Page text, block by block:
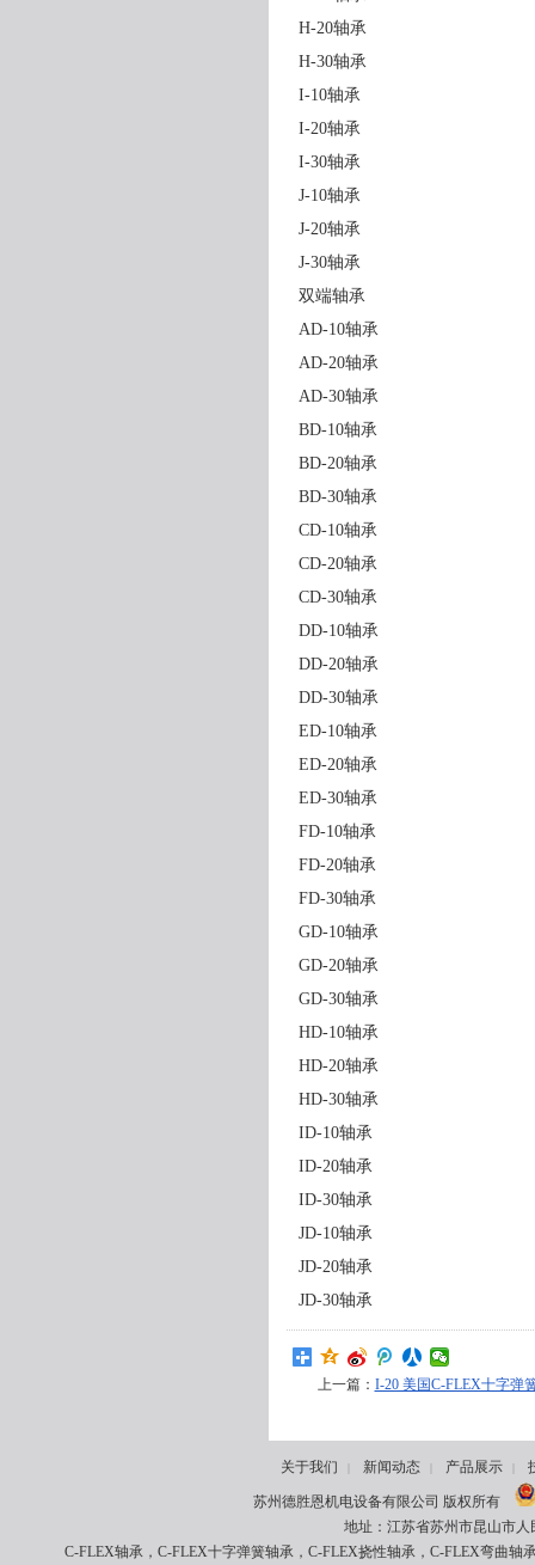
H-20轴承
H-30轴承
I-10轴承
I-20轴承
I-30轴承
J-10轴承
J-20轴承
J-30轴承
双端轴承
AD-10轴承
AD-20轴承
AD-30轴承
BD-10轴承
BD-20轴承
BD-30轴承
CD-10轴承
CD-20轴承
CD-30轴承
DD-10轴承
DD-20轴承
DD-30轴承
ED-10轴承
ED-20轴承
ED-30轴承
FD-10轴承
FD-20轴承
FD-30轴承
GD-10轴承
GD-20轴承
GD-30轴承
HD-10轴承
HD-20轴承
HD-30轴承
ID-10轴承
ID-20轴承
ID-30轴承
JD-10轴承
JD-20轴承
JD-30轴承
上一篇： I-20 美国C-FLEX十字弹
关于我们 新闻动态 产品展示
苏州德胜恩机电设备有限公司 版权所有
地址：江苏省苏州市昆山市人
C-FLEX轴承，C-FLEX十字弹簧轴承，C-FLEX挠性轴承，C-FLEX弯曲